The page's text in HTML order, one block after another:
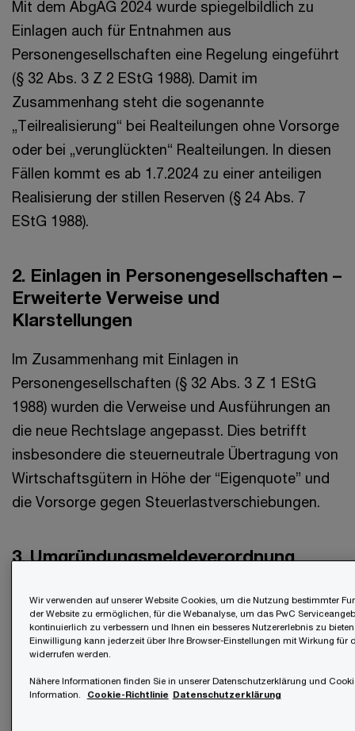
Mit dem AbgÄG 2024 wurde spiegelbildlich zu
Einlagen auch für Entnahmen aus
Personengesellschaften eine Regelung eingeführt
(§ 32 Abs. 3 Z 2 EStG 1988). Damit im
Zusammenhang steht die sogenannte
„Teilrealisierung“ bei Realteilungen ohne Vorsorge
oder bei „verunglückten“ Realteilungen. In diesen
Fällen kommt es ab 1.7.2024 zu einer anteiligen
Realisierung der stillen Reserven (§ 24 Abs. 7
EStG 1988).
2. Einlagen in Personengesellschaften –
Erweiterte Verweise und
Klarstellungen
Im Zusammenhang mit Einlagen in
Personengesellschaften (§ 32 Abs. 3 Z 1 EStG
1988) wurden die Verweise und Ausführungen an
die neue Rechtslage angepasst. Dies betrifft
insbesondere die steuerneutrale Übertragung von
Wirtschaftsgütern in Höhe der “Eigenquote” und
die Vorsorge gegen Steuerlastverschiebungen.
3. Umgründungsmeldeverordnung
1.7.2025
Für Einbringungen, Zusammenschlüsse und
Realteilungen mit Finanzamtszuständigkeit, die
nach dem 30.6.2025 vertraglich unterfertigt
Wir verwenden auf unserer Website Cookies, um die Nutzung bestimmter
der Website zu ermöglichen, für die Webanalyse, um das PwC
kontinuierlich zu verbessern und Ihnen ein besseres Nutzererlebnis zu
Einwilligung kann jederzeit über Ihre Browser-Einstellungen mit Wirkung für
widerrufen werden.
Nähere Informationen finden Sie in unserer Datenschutzerklärung und
Information.
Cookie-Richtlinie Datenschutzerklärung